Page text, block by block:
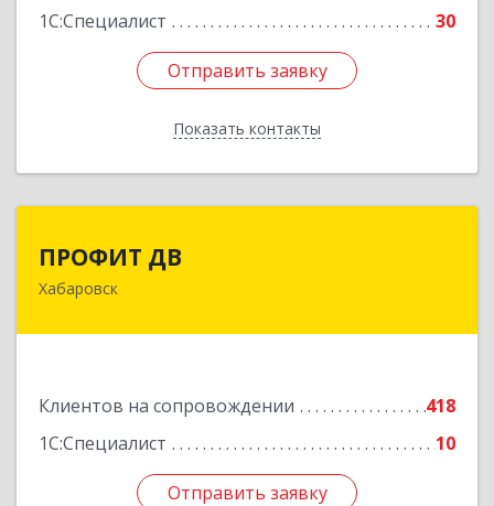
1С:Специалист 30
Отправить заявку
Показать контакты
Отправить заявку
Назад
ПРОФИТ ДВ
Хабаровск
Клиентов на сопровождении
418
1С:Специалист
10
Отправить заявку
680000, Хабаровский край, Хабаровск г,
Отправить заявку